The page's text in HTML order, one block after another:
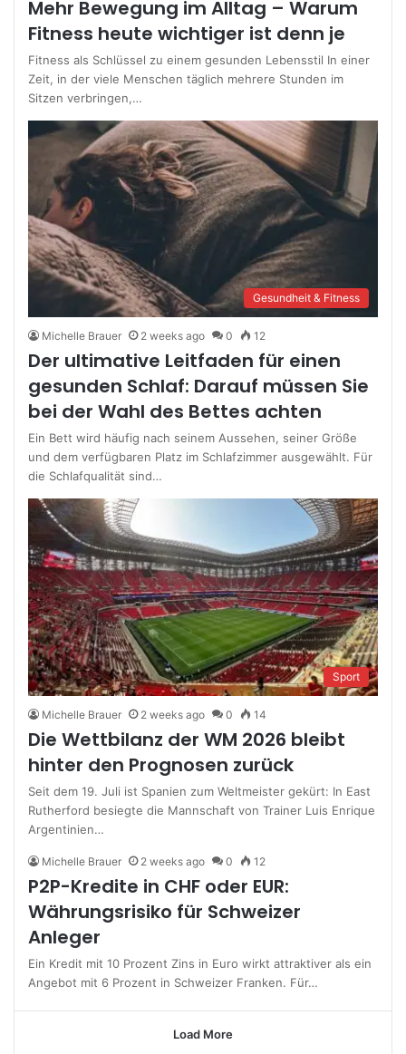
Mehr Bewegung im Alltag – Warum
Fitness heute wichtiger ist denn je
Fitness als Schlüssel zu einem gesunden Lebensstil In einer
Zeit, in der viele Menschen täglich mehrere Stunden im
Sitzen verbringen,…
Gesundheit & Fitness
Michelle Brauer 2 weeks ago 0 12
Der ultimative Leitfaden für einen
gesunden Schlaf: Darauf müssen Sie
bei der Wahl des Bettes achten
Ein Bett wird häufig nach seinem Aussehen, seiner Größe
und dem verfügbaren Platz im Schlafzimmer ausgewählt. Für
die Schlafqualität sind…
Sport
Michelle Brauer 2 weeks ago 0 14
Die Wettbilanz der WM 2026 bleibt
hinter den Prognosen zurück
Seit dem 19. Juli ist Spanien zum Weltmeister gekürt: In East
Rutherford besiegte die Mannschaft von Trainer Luis Enrique
Argentinien…
Michelle Brauer 2 weeks ago 0 12
P2P-Kredite in CHF oder EUR:
Währungsrisiko für Schweizer
Anleger
Ein Kredit mit 10 Prozent Zins in Euro wirkt attraktiver als ein
Angebot mit 6 Prozent in Schweizer Franken. Für…
Load More